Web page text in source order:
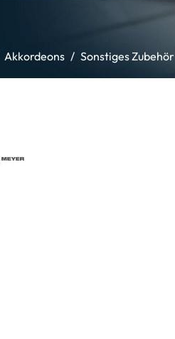
Akkordeons Sonstiges Zubehör